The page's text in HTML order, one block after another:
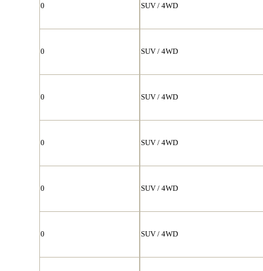
0 SUV / 4WD
0 SUV / 4WD
0 SUV / 4WD
0 SUV / 4WD
0 SUV / 4WD
0 SUV / 4WD